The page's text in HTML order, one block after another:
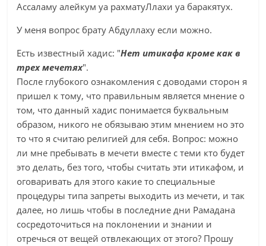
Ассаламу алейкум уа рахматуЛлахи уа баракятух.
У меня вопрос брату Абдуллаху если можно.
Есть известный хадис: "Нет итикафа кроме как в
трех мечетях".
После глубокого ознакомления с доводами сторон я
пришел к тому, что правильным является мнение о
том, что данный хадис понимается буквальным
образом, никого не обязываю этим мнением но это
то что я считаю религией для себя. Вопрос: можно
ли мне пребывать в мечети вместе с теми кто будет
это делать, без того, чтобы считать эти итикафом, и
оговаривать для этого какие то специальные
процедуры типа запреты выходить из мечети, и так
далее, но лишь чтобы в последние дни Рамадана
сосредоточиться на поклонении и знании и
отречься от вещей отвлекающих от этого? Прошу